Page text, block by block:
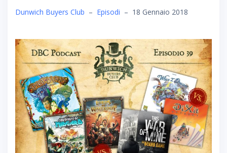
Dunwich Buyers Club – Episodi – 18 Gennaio 2018